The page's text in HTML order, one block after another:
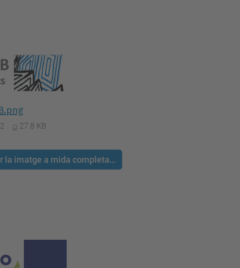
27.8 KB
la imatge a mida completa…